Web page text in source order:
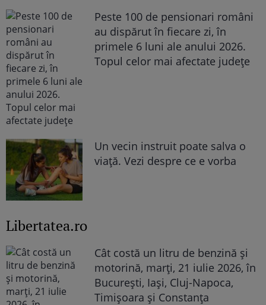
Peste 100 de pensionari români
au dispărut în fiecare zi, în
primele 6 luni ale anului 2026.
Topul celor mai afectate județe
Un vecin instruit poate salva o
viață. Vezi despre ce e vorba
Libertatea.ro
Cât costă un litru de benzină și
motorină, marți, 21 iulie 2026, în
București, Iași, Cluj-Napoca,
Timișoara și Constanța